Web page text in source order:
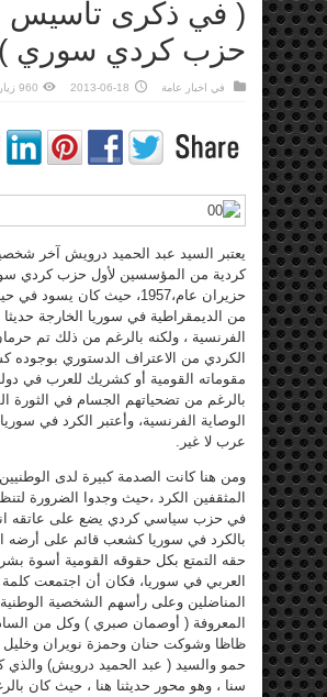
( في ذكرى تاسيس
حزب كردي سوري )
في اخبار عامة 2013-06-18 960 زيارة
يعتبر السيد عبد الحميد درويش آخر
حزيران عام،1957، حيث كان
من الديمقراطية في سوريا الخارجة
الفرنسية ، ولكنه بالرغم من ذلك تم
الكردي من الاعتراف الدستوري بوجوده
مقوماته القومية أو كشريك للعرب في
بالرغم من تضحياتهم الجسام في الثورة
الوصاية الفرنسية، وأعتبر الكرد في
عرب لا غير.
ومن هنا كانت الصدمة كبيرة لدى
المثقفين الكرد ،حيث وجدوا الضرورة
في حزب سياسي كردي يضع على عاتقه
بالكرد في سوريا كشعب قائم على أرضه
حقه التمتع بكل حقوقه القومية أسوة
العربي في سوريا، فكان أن اجتمعت
المناضلين وعلى رأسهم الشخصية الوطنية
المعروفة ( أوصمان صبري ) وكل من
ظاظا وشوكت حنان وحمزة نويران
حمو والسيد ( عبد الحميد درويش) والذي
سنا ، وهو محور حديثنا هنا ، حيث كان